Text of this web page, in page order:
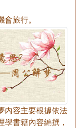
旅行。
內容主要根據依法
書籍內容編撰，